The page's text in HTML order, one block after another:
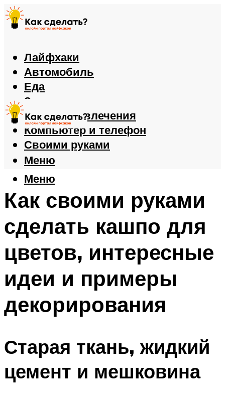
Лайфхаки
Автомобиль
Еда
Здоровье
Игры и развлечения
Компьютер и телефон
Своими руками
Меню
Меню
Как своими руками
сделать кашпо для
цветов, интересные
идеи и примеры
декорирования
Старая ткань, жидкий
цемент и мешковина